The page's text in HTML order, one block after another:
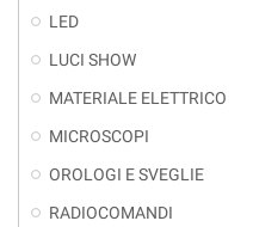
LED
LUCI SHOW
MATERIALE ELETTRICO
MICROSCOPI
OROLOGI E SVEGLIE
RADIOCOMANDI